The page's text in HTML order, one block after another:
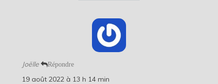
Joëlle Répondre
19 août 2022 à 13 h 14 min